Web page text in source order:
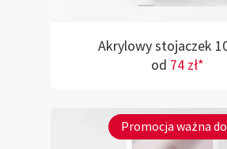
Akrylowy stojaczek
od 74 zł*
Promocja ważna do